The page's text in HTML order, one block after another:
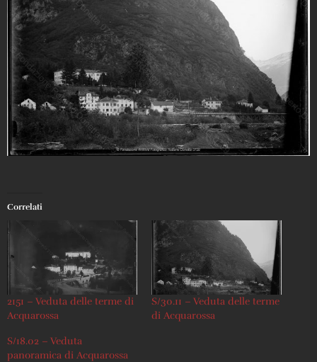
Correlati
2151 – Veduta delle terme di
Acquarossa
S/30.11 – Veduta delle terme
di Acquarossa
S/18.02 – Veduta
panoramica di Acquarossa